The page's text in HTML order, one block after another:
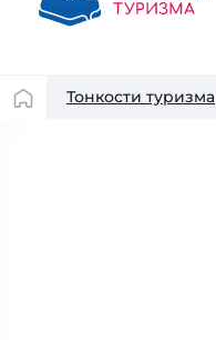
Тонкости туризма